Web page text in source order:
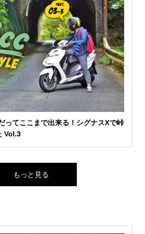
ってここまで出来る！シグナスXで峠
Vol.3
もっと見る